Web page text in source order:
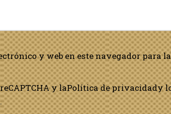
y web en este navegador para
y laPolítica de privacidady